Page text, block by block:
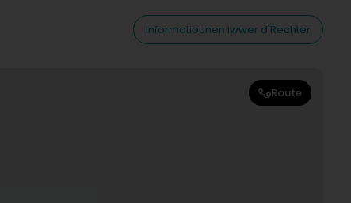
Informatiounen iwwer d'Rechter
Route